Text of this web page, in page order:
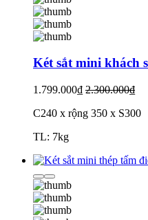
Két sắt mini khách
1.799.000₫ 2.300.000₫
C240 x rộng 350 x S300
TL: 7kg